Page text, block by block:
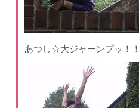
あつし☆大ジャーンプッ！